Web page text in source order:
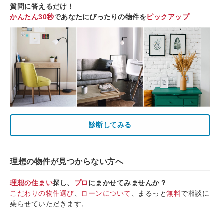
質問に答えるだけ！
かんたん30秒であなたにぴったりの物件をピックアップ
診断してみる
理想の物件が見つからない方へ
理想の住まい探し、 プロ にまかせてみませんか？
こだわりの物件選び
ローンについて 、まるっと無料で相談に
乗らせていただきます。